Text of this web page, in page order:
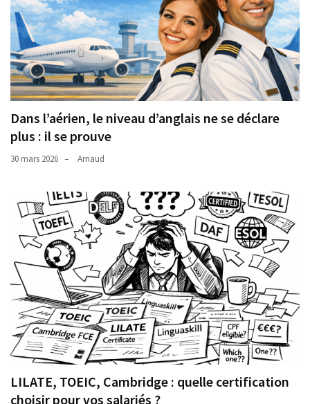
Dans l’aérien, le niveau d’anglais ne se déclare
plus : il se prouve
30 mars 2026 Arnaud
LILATE, TOEIC, Cambridge : quelle certification
choisir pour vos salariés ?